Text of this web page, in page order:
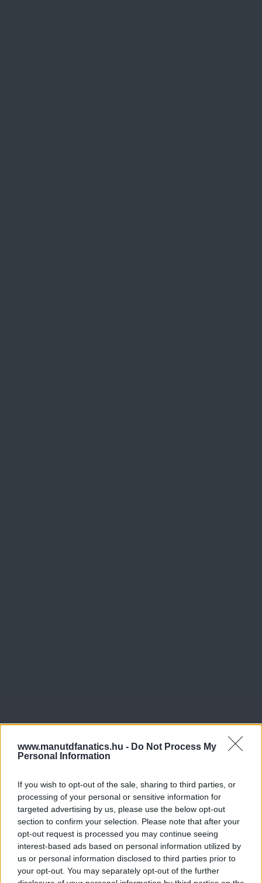
www.manutdfanatics.hu - Do Not Process My
Personal Information
If you wish to opt-out of the sale, sharing to third parties, or
processing of your personal or sensitive information for
targeted advertising by us, please use the below opt-out
section to confirm your selection. Please note that after your
opt-out request is processed you may continue seeing
interest-based ads based on personal information utilized by
us or personal information disclosed to third parties prior to
your opt-out. You may separately opt-out of the further